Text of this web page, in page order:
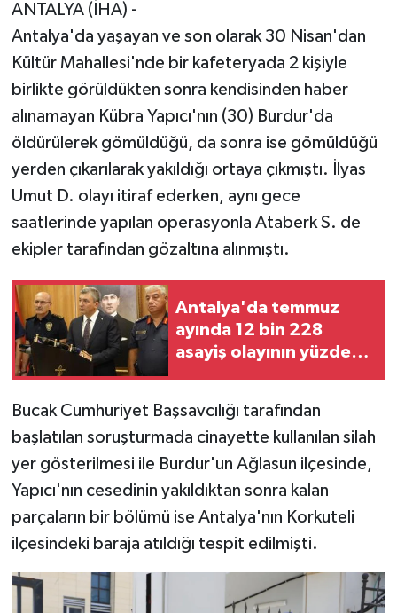
ANTALYA (İHA) -
Antalya'da yaşayan ve son olarak 30 Nisan'dan
Kültür Mahallesi'nde bir kafeteryada 2 kişiyle
birlikte görüldükten sonra kendisinden haber
alınamayan Kübra Yapıcı'nın (30) Burdur'da
öldürülerek gömüldüğü, da sonra ise gömüldüğü
yerden çıkarılarak yakıldığı ortaya çıkmıştı. İlyas
Umut D. olayı itiraf ederken, aynı gece
saatlerinde yapılan operasyonla Ataberk S. de
ekipler tarafından gözaltına alınmıştı.
Antalya'da temmuz
ayında 12 bin 228
asayiş olayının yüzde
Bucak Cumhuriyet Başsavcılığı tarafından
başlatılan soruşturmada cinayette kullanılan silah
yer gösterilmesi ile Burdur'un Ağlasun ilçesinde,
Yapıcı'nın cesedinin yakıldıktan sonra kalan
parçaların bir bölümü ise Antalya'nın Korkuteli
ilçesindeki baraja atıldığı tespit edilmişti.